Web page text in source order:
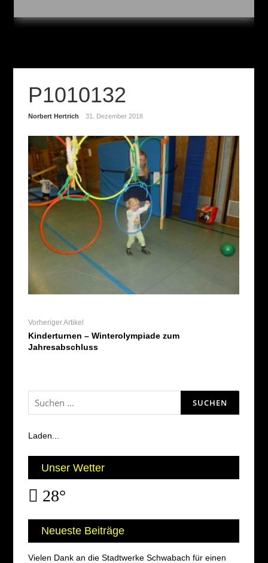
P1010132
Norbert Hertrich 31. Dezember 2018
Vorheriger Artikel
Kinderturnen – Winterolympiade zum
Jahresabschluss
Suchen
nach:
Laden...
Unser Wetter
28°
Neueste Beiträge
Vielen Dank an die Stadtwerke Schwabach für einen